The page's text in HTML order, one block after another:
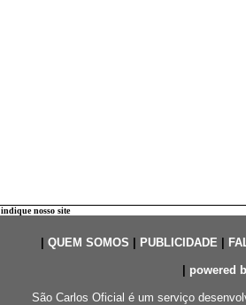
indique nosso site
QUEM SOMOS PUBLICIDADE|
powered
São Carlos Oficial é um serviço